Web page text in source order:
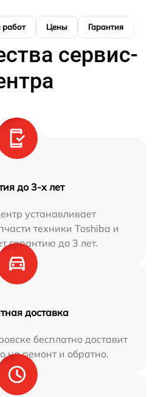
Цены Гарантия
сервис-
до 3-х лет
устанавливает
техники Toshiba и
гарантию до 3 лет.
доставка
бесплатно доставит
на ремонт и обратно.